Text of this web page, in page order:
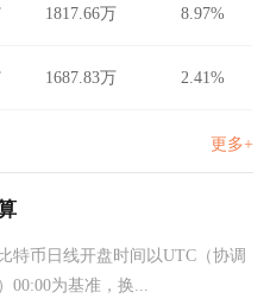
1817.66万 8.97%
1687.83万 2.41%
更多+
比特币日线开盘时间以UTC（协调
00:00为基准，换...